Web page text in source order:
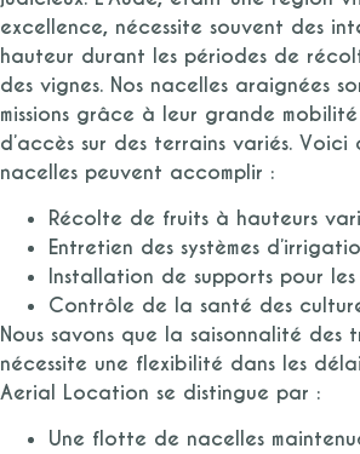
excellence, nécessite souvent des
hauteur durant les périodes de
des vignes. Nos nacelles araignées
missions grâce à leur grande
d’accès sur des terrains variés. Voici
nacelles peuvent accomplir :
Récolte de fruits à hauteurs
Entretien des systèmes
Installation de supports pour
Contrôle de la santé des
Nous savons que la saisonnalité des
nécessite une flexibilité dans les
Aerial Location se distingue par :
Une flotte de nacelles